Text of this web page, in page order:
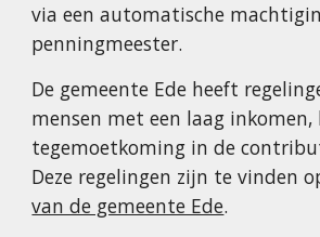
via een automatische
penningmeester.
De gemeente Ede heeft
mensen met een laag inkomen,
tegemoetkoming in de
Deze regelingen zijn te vinden
van de gemeente Ede.